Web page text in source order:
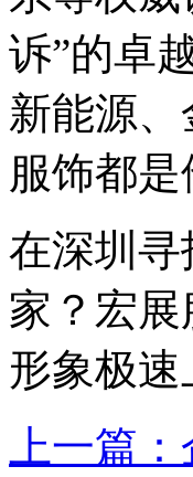
诉”的卓
新能源
服饰都
在深圳
家？宏
形象极速
上一篇